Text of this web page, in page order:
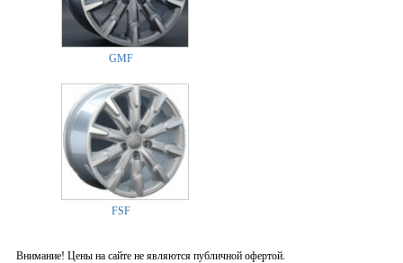
GMF
FSF
Внимание! Цены на сайте не являются публичной офертой.